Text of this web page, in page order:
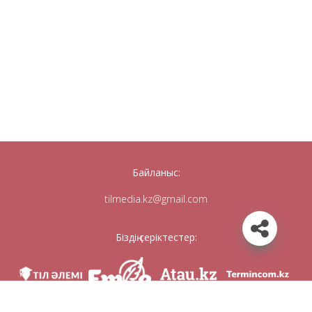
Байланыс:
tilmedia.kz@gmail.com
Біздің серіктестер: